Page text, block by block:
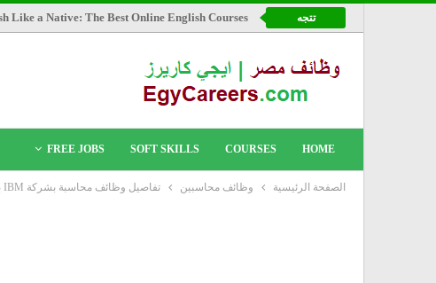
تتجه Like a Native: The Best Online English Courses
HOME
COURSES
SOFT SKILLS
FREE JOBS
الصفحة الرئيسية وظائف محاسبين تفاصيل وظائف محاسبة بشركة IBM بتاريخ 28 مايــو 2021